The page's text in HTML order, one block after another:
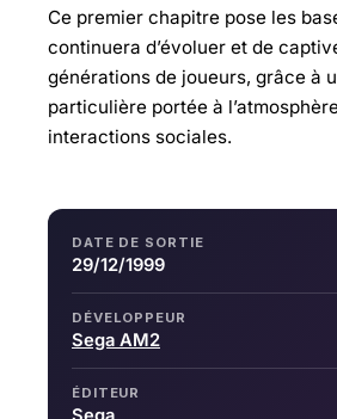
Ce premier chapitre pose les
continuera d’évoluer et de
générations de joueurs, grâce à
particulière portée à
interactions sociales.
DATE DE SORTIE
29/12/1999
DÉVELOPPEUR
Sega AM2
ÉDITEUR